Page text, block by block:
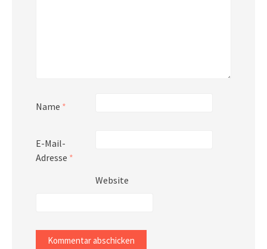
Name *
E-Mail-
Adresse *
Website